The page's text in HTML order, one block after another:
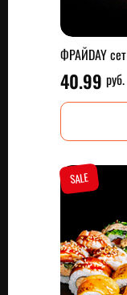
ФРАЙDAY сет
40.99 руб.
SALE